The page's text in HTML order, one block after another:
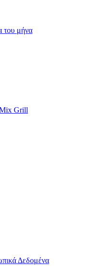
του μήνα
Mix Grill
Δεδομένα